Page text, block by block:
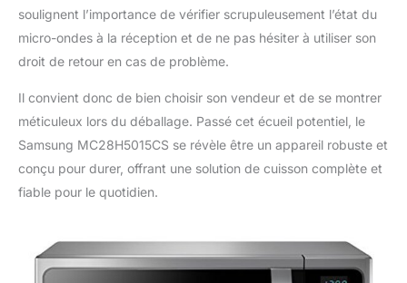
soulignent l’importance de vérifier scrupuleusement l’état du
micro-ondes à la réception et de ne pas hésiter à utiliser son
droit de retour en cas de problème.
Il convient donc de bien choisir son vendeur et de se montrer
méticuleux lors du déballage. Passé cet écueil potentiel, le
Samsung MC28H5015CS se révèle être un appareil robuste et
conçu pour durer, offrant une solution de cuisson complète et
fiable pour le quotidien.